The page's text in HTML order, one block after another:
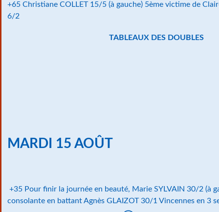
+65 Christiane COLLET 15/5 (à gauche) 5ème victime de
6/2
TABLEAUX DES DOUBLES
MARDI 15 AOÛT
+35 Pour finir la journée en beauté, Marie SYLVAIN 30/2 (à
consolante en battant Agnès GLAIZOT 30/1 Vincennes en 3